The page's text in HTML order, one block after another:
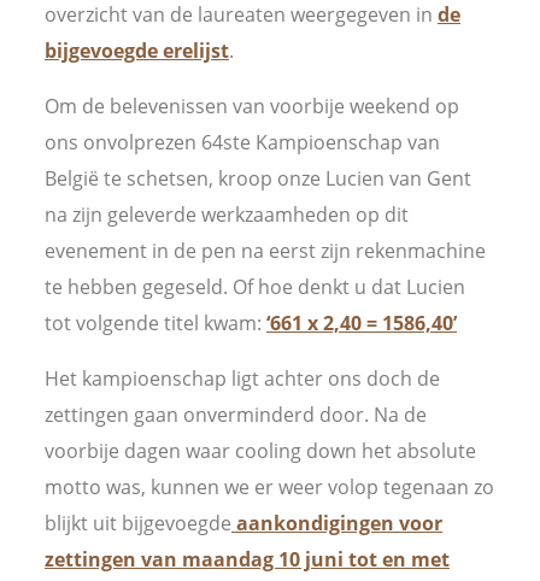
overzicht van de laureaten weergegeven in de
bijgevoegde erelijst.
Om de belevenissen van voorbije weekend op
ons onvolprezen 64ste Kampioenschap van
België te schetsen, kroop onze Lucien van Gent
na zijn geleverde werkzaamheden op dit
evenement in de pen na eerst zijn rekenmachine
te hebben gegeseld. Of hoe denkt u dat Lucien
tot volgende titel kwam: ‘661 x 2,40 = 1586,40’
Het kampioenschap ligt achter ons doch de
zettingen gaan onverminderd door. Na de
voorbije dagen waar cooling down het absolute
motto was, kunnen we er weer volop tegenaan zo
blijkt uit bijgevoegde aankondigingen voor
zettingen van maandag 10 juni tot en met